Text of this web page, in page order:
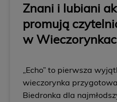
Znani i lubiani
promują
w
„Echo” to pierwsza
wieczorynka
Biedronka dla